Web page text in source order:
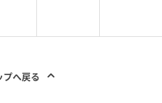
プへ戻る